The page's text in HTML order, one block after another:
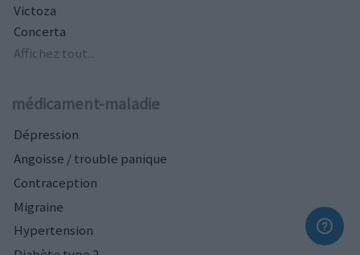
Victoza
Concerta
Affichez tout...
médicament-maladie
Dépression
Angoisse / trouble panique
Contraception
Migraine
Hypertension